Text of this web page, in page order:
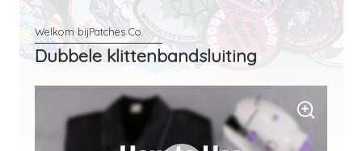
Dubbele klittenbandsluiting